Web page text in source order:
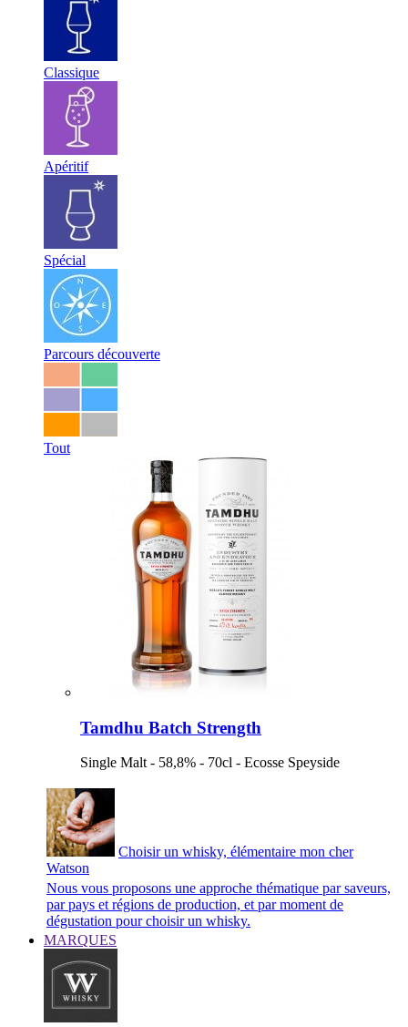
Classique
Apéritif
Spécial
Parcours découverte
Tout
Tamdhu Batch Strength
Single Malt - 58,8% - 70cl - Ecosse Speyside
Choisir un whisky, élémentaire mon cher
Watson
Nous vous proposons une approche thématique par saveurs,
par pays et régions de production, et par moment de
dégustation pour choisir un whisky.
MARQUES